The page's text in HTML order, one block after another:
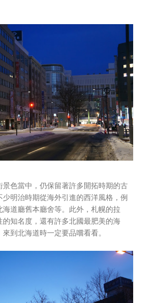
色當中，仍保留著許多開拓時期的古
明治時期從海外引進的西洋風格，例
道廳舊本廳舍等。此外，札幌的拉
知名度，還有許多北國最肥美的海
到北海道時一定要品嚐看看。